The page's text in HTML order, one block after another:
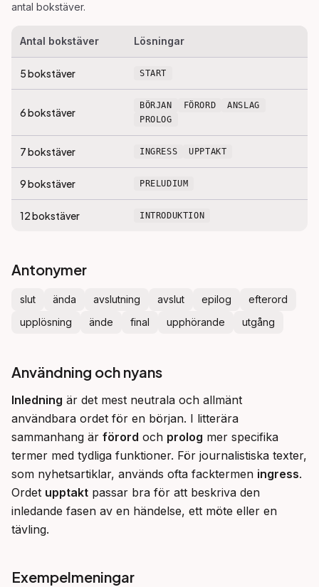
antal bokstäver.
Antal bokstäver Lösningar
5bokstäver START
6bokstäver
BÖRJAN FÖRORD
ANSLAG
PROLOG
7bokstäver INGRESS UPPTAKT
9bokstäver PRELUDIUM
12bokstäver INTRODUKTION
Antonymer
slut ända avslutning avslut epilog
efterord
upplösning
ände final upphörande utgång
Användning och nyans
Inledning är det mest neutrala och allmänt
användbara ordet för en början. I litterära
sammanhang är förord och prolog mer specifika
termer med tydliga funktioner. För journalistiska texter,
som nyhetsartiklar, används ofta facktermen ingress.
Ordet upptakt passar bra för att beskriva den
inledande fasen av en händelse, ett möte eller en
tävling.
Exempelmeningar